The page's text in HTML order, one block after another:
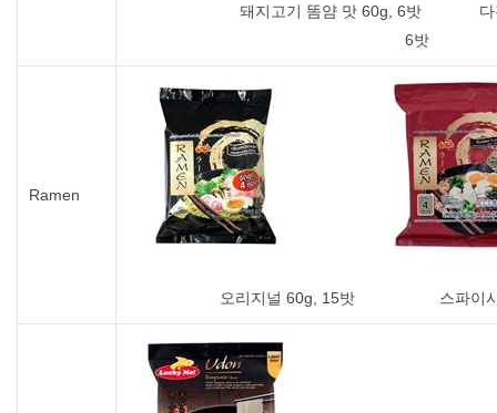
돼지고기 똠얌 맛 60g, 6밧 다진 돼지
6밧
Ramen
오리지널 60g, 15밧 스파이시